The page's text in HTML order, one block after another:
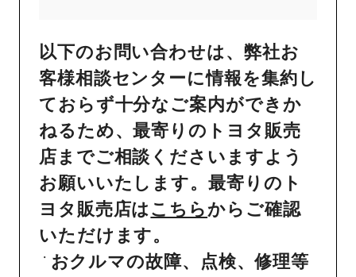
以下のお問い合わせは、弊社お
客様相談センターに情報を集約し
ておらず十分なご案内ができか
ねるため、最寄りのトヨタ販売
店までご相談くださいますよう
お願いいたします。最寄りのト
ヨタ販売店はこちら からご確認
いただけます。
おクルマの故障、点検、修理等